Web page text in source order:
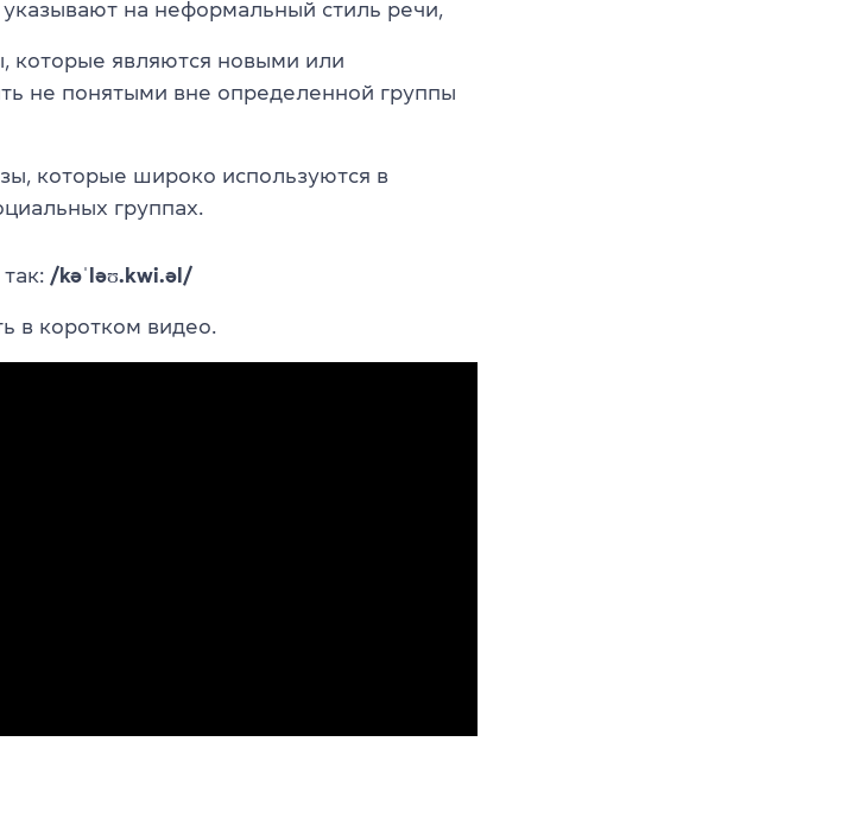
на неформальный стиль речи,
которые являются новыми или
не понятыми вне определенной группы
которые широко используются в
группах.
/kəˈləʊ.kwi.əl/
в коротком видео.